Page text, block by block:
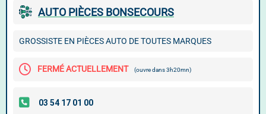
AUTO PIÈCES BONSECOURS
GROSSISTE EN PIÈCES AUTO DE TOUTES MARQUES
FERMÉ ACTUELLEMENT (ouvre dans 3h20mn)